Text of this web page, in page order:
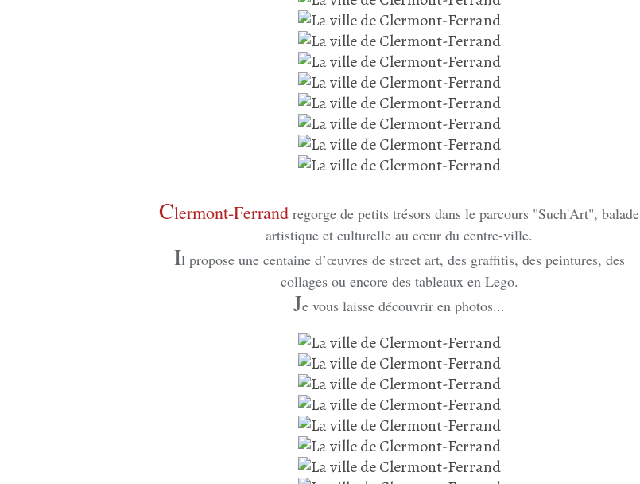
Clermont-Ferrand regorge de petits trésors dans le parcours "Such'Art", balade
artistique et culturelle au cœur du centre-ville.
Il propose une centaine d’œuvres de street art, des graffitis, des peintures, des
collages ou encore des tableaux en Lego.
Je vous laisse découvrir en photos...